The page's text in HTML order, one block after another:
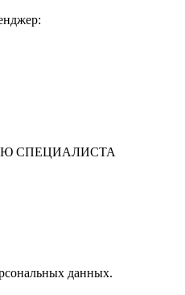
СПЕЦИАЛИСТА
данных.